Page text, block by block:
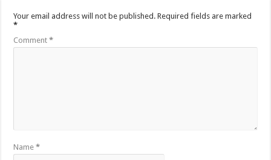
Your email address will not be published. Required fields are marked
*
Comment*
Name*